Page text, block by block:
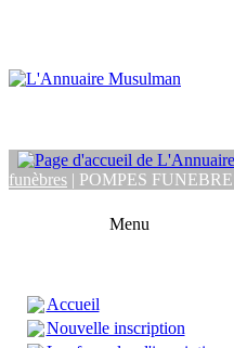
funèbres | POMPES
Menu
Accueil
Nouvelle inscription